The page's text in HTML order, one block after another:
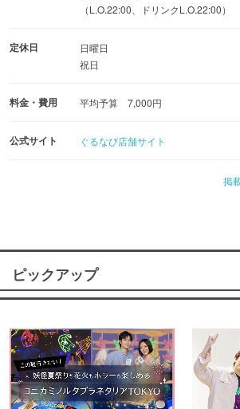
立ち上がる炎で香り豊かに◎藁で焼き上
き」2,400円（税込）
（L.O.22:00、ドリンクL.O.22:00）
定休日
日曜日
祝日
料金・費用 平均予算 7,000円
公式サイト ぐるなび店舗サイト
掲
ピックアップ